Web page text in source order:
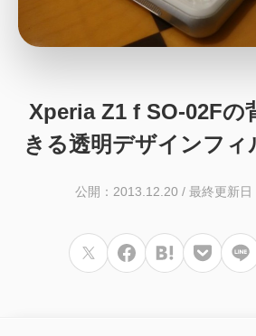
オーディオ
Xperia Z1 f SO-02Fの
きる透明デザインフィ
公開：2013.12.20 / 最終更新